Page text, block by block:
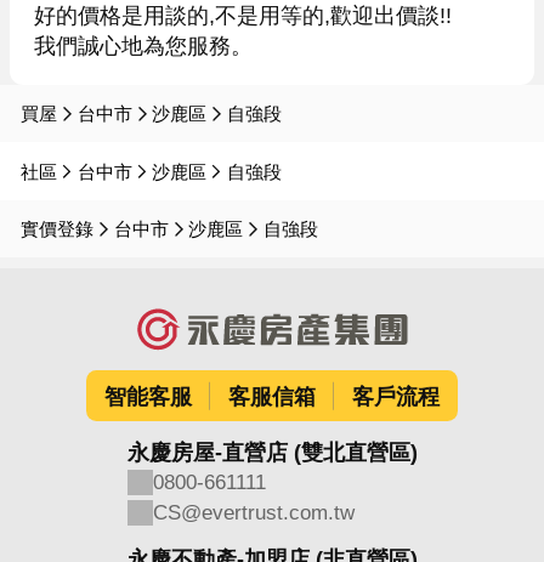
好的價格是用談的,不是用等的,歡迎出價談!!
買屋 台中市 沙鹿區 自強段
社區 台中市 沙鹿區 自強段
實價登錄 台中市 沙鹿區 自強段
智能客服 客服信箱 客戶流程
永慶房屋-直營店 (雙北直營區)
0800-661111
CS@evertrust.com.tw